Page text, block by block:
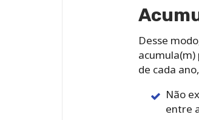
Desse
acumula(m)
de cada
Não
entre